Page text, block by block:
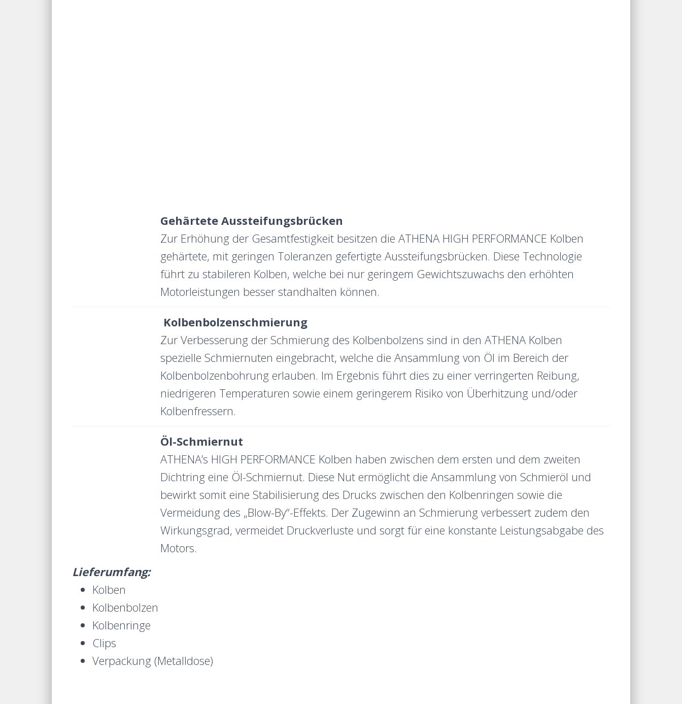
Gehärtete Aussteifungsbrücken
Zur Erhöhung der Gesamtfestigkeit besitzen die ATHENA HIGH PERFORMANCE Kolben
gehärtete, mit geringen Toleranzen gefertigte Aussteifungsbrücken. Diese Technologie
führt zu stabileren Kolben, welche bei nur geringem Gewichtszuwachs den erhöhten
Motorleistungen besser standhalten können.
Kolbenbolzenschmierung
Zur Verbesserung der Schmierung des Kolbenbolzens sind in den ATHENA Kolben
spezielle Schmiernuten eingebracht, welche die Ansammlung von Öl im Bereich der
Kolbenbolzenbohrung erlauben. Im Ergebnis führt dies zu einer verringerten Reibung,
niedrigeren Temperaturen sowie einem geringerem Risiko von Überhitzung und/oder
Kolbenfressern.
Öl-Schmiernut
ATHENA’s HIGH PERFORMANCE Kolben haben zwischen dem ersten und dem zweiten
Dichtring eine Öl-Schmiernut. Diese Nut ermöglicht die Ansammlung von Schmieröl und
bewirkt somit eine Stabilisierung des Drucks zwischen den Kolbenringen sowie die
Vermeidung des „Blow-By“-Effekts. Der Zugewinn an Schmierung verbessert zudem den
Wirkungsgrad, vermeidet Druckverluste und sorgt für eine konstante Leistungsabgabe des
Motors.
Lieferumfang:
Kolben
Kolbenbolzen
Kolbenringe
Clips
Verpackung (Metalldose)